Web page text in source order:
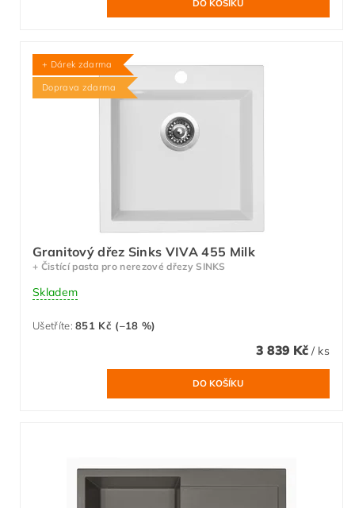
+ Dárek zdarma
Doprava zdarma
Granitový dřez Sinks VIVA 455 Milk
+ Čistící pasta pro nerezové dřezy SINKS
Skladem
Ušetříte:851 Kč (–18 %)
3 839 Kč / ks